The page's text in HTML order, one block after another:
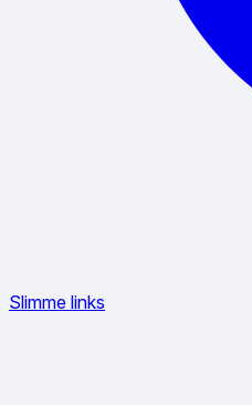
Slimme links